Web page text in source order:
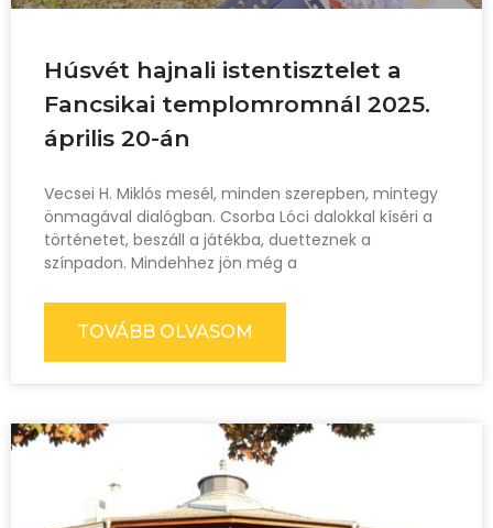
Húsvét hajnali istentisztelet a
Fancsikai templomromnál 2025.
április 20-án
Vecsei H. Miklós mesél, minden szerepben, mintegy
önmagával dialógban. Csorba Lóci dalokkal kíséri a
történetet, beszáll a játékba, duetteznek a
színpadon. Mindehhez jön még a
TOVÁBB OLVASOM